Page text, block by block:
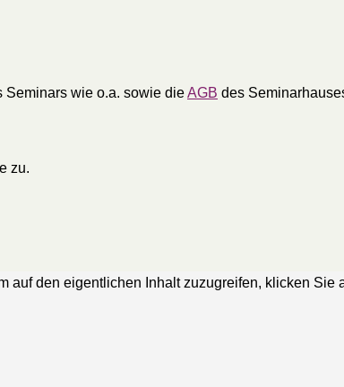
Seminars wie o.a. sowie dieAGB des
zu.
auf den eigentlichen Inhalt zuzugreifen, klicken